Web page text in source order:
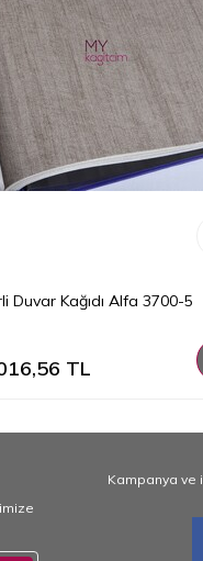
Duvar Kağıdı Alfa 3700-5
TL
Kampanya ve